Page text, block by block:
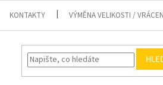
KONTAKTY VÝMĚNA VELIKOSTI /